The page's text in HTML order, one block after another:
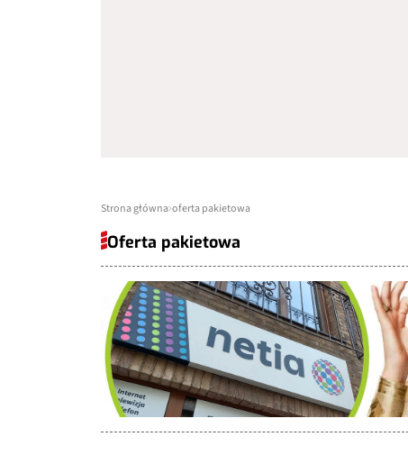
Strona główna oferta pakietowa
Oferta pakietowa